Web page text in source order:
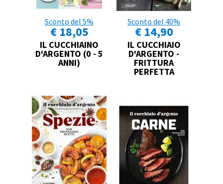
Sconto del 5%
€ 18,05
IL CUCCHIAINO
D'ARGENTO (0 - 5
ANNI)
Sconto del 40%
€ 14,90
IL CUCCHIAIO
D'ARGENTO -
FRITTURA
PERFETTA